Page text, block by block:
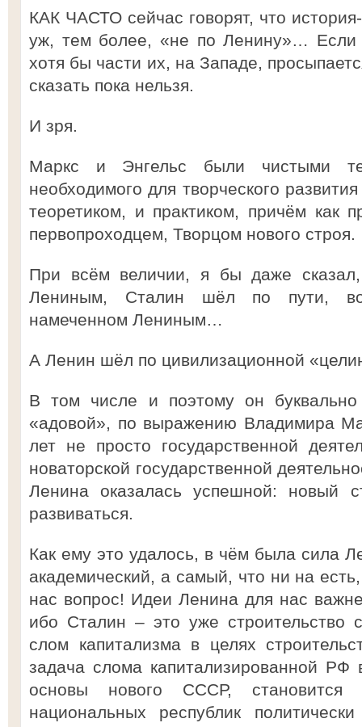
КАК ЧАСТО сейчас говорят, что
уж, тем более, «не по Ленину»… Если
хотя бы части их, на Западе,
сказать пока нельзя.
И зря.
Маркс и Энгельс были чистыми
необходимого для творческого
теоретиком, и практиком, причём как
первопроходцем, Творцом нового строя.
При всём величии, я бы даже
Лениным, Сталин шёл по пути,
намеченном Лениным…
А Ленин шёл по цивилизационной
В том числе и поэтому он буквально
«адовой», по выражению Владимира
лет не просто государственной
новаторской государственной
Ленина оказалась успешной: новый
развиваться.
Как ему это удалось, в чём была сила
академический, а самый, что ни на
нас вопрос! Идеи Ленина для нас
ибо Сталин – это уже строительство
слом капитализма в целях
задача слома капитализированной
основы нового СССР,
национальных республик